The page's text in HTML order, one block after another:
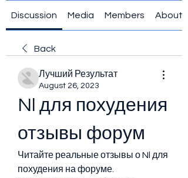
Discussion Media Members About
Back
Лучший Результат
August 26, 2023
Nl для похудения
отзывы форум
Читайте реальные отзывы о Nl для
похудения на форуме.